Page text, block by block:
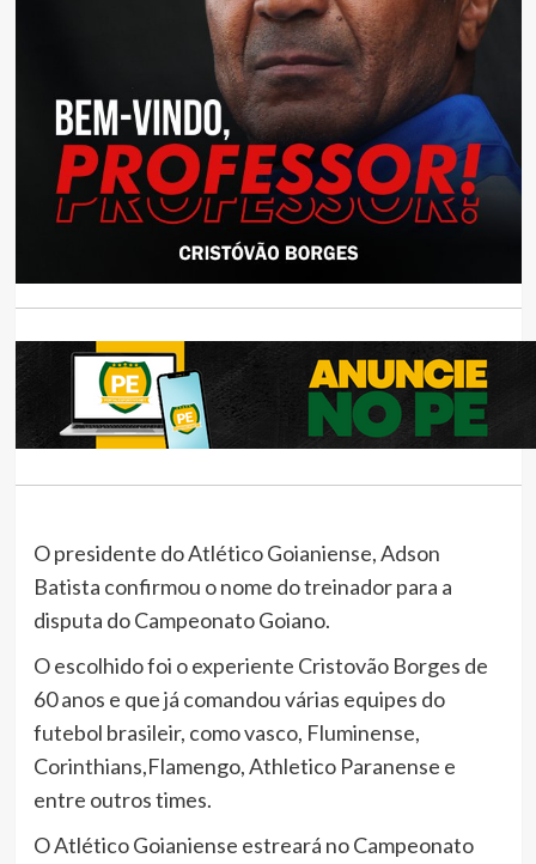
O presidente do Atlético Goianiense, Adson
Batista confirmou o nome do treinador para a
disputa do Campeonato Goiano.
O escolhido foi o experiente Cristovão Borges de
60 anos e que já comandou várias equipes do
futebol brasileir, como vasco, Fluminense,
Corinthians,Flamengo, Athletico Paranense e
entre outros times.
O Atlético Goianiense estreará no Campeonato